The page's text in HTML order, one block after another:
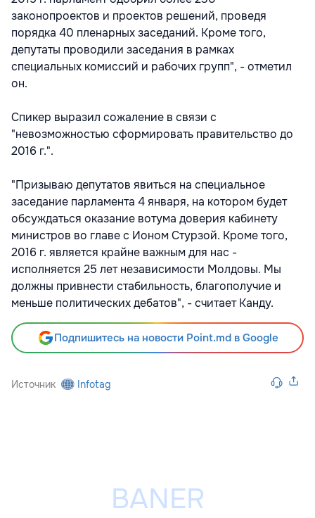
законопроектов и проектов решений, проведя
порядка 40 пленарных заседаний. Кроме того,
депутаты проводили заседания в рамках
специальных комиссий и рабочих групп", - отметил
он.
Спикер выразил сожаление в связи с
"невозможностью сформировать правительство до
2016 г.".
"Призываю депутатов явиться на специальное
заседание парламента 4 января, на котором будет
обсуждаться оказание вотума доверия кабинету
министров во главе с Ионом Стурзой. Кроме того,
2016 г. является крайне важным для нас -
исполняется 25 лет независимости Молдовы. Мы
должны привнести стабильность, благополучие и
меньше политических дебатов", - считает Канду.
Подпишитесь на новости Point.md в Google
Источник Infotag